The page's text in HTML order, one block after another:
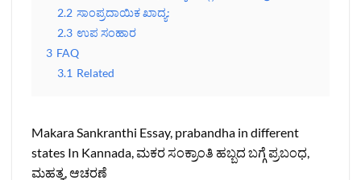
2.2 ಸಾಂಪ್ರದಾಯಿಕ ಖಾದ್ಯ:
2.3 ಉಪ ಸಂಹಾರ
3 FAQ
3.1 Related
Makara Sankranthi Essay, prabandha in different
states In Kannada, ಮಕರ ಸಂಕ್ರಾಂತಿ ಹಬ್ಬದ ಬಗ್ಗೆ ಪ್ರಬಂಧ,
ಮಹತ್ವ, ಆಚರಣೆ